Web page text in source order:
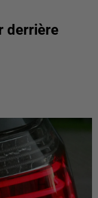
derrière